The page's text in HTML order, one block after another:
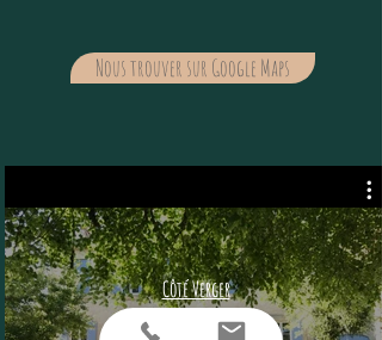
Nous trouver sur Google Maps
Côté Verger